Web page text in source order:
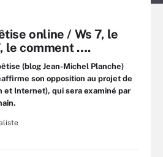
online / Ws 7, le
le comment ….
(blog Jean-Michel Planche)
son opposition au projet de
et Internet), qui sera examiné par